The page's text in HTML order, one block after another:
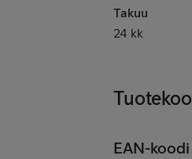
Takuu
24 kk
EAN-koodi